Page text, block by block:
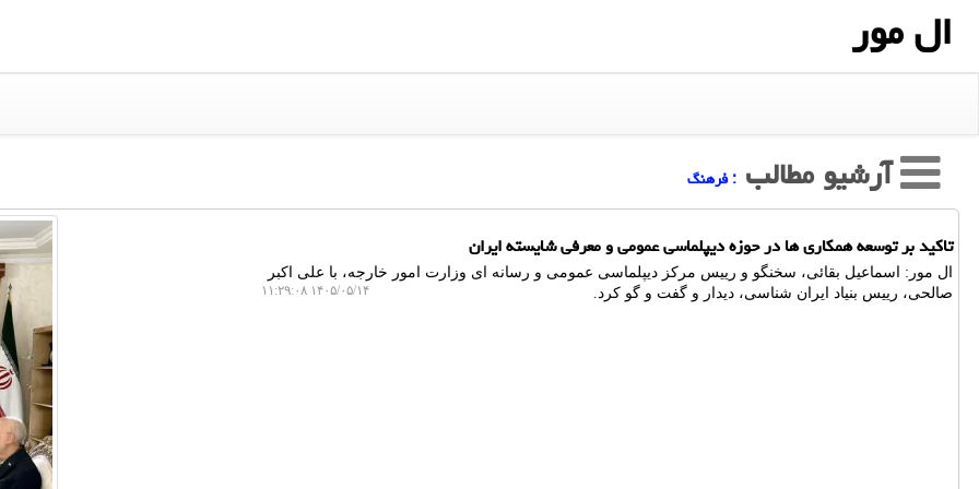
ال مور
آرشیو مطالب : فرهنگ
تاکید بر توسعه همکاری ها در حوزه دیپلماسی عمومی و معرفی شایسته ایران
ال مور: اسماعیل بقائی، سخنگو و رییس مرکز دیپلماسی عمومی و رسانه ای وزارت امور خارجه، با علی اکبر
صالحی، رییس بنیاد ایران شناسی، دیدار و گفت و گو کرد.
۱۴۰۵/۰۵/۱۴ ۱۱:۲۹:۰۸